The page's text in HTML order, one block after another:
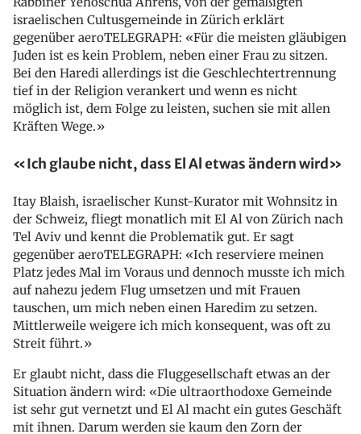
israelischen Cultusgemeinde in Zürich erklärt
gegenüber aeroTELEGRAPH: «Für die meisten gläubigen
Juden ist es kein Problem, neben einer Frau zu sitzen.
Bei den Haredi allerdings ist die Geschlechtertrennung
tief in der Religion verankert und wenn es nicht
möglich ist, dem Folge zu leisten, suchen sie mit allen
Kräften Wege.»
«Ich glaube nicht, dass El Al etwas ändern wird»
Itay Blaish, israelischer Kunst-Kurator mit Wohnsitz in
der Schweiz, fliegt monatlich mit El Al von Zürich nach
Tel Aviv und kennt die Problematik gut. Er sagt
gegenüber aeroTELEGRAPH: «Ich reserviere meinen
Platz jedes Mal im Voraus und dennoch musste ich mich
auf nahezu jedem Flug umsetzen und mit Frauen
tauschen, um mich neben einen Haredim zu setzen.
Mittlerweile weigere ich mich konsequent, was oft zu
Streit führt.»
Er glaubt nicht, dass die Fluggesellschaft etwas an der
Situation ändern wird: «Die ultraorthodoxe Gemeinde
ist sehr gut vernetzt und El Al macht ein gutes Geschäft
mit ihnen. Darum werden sie kaum den Zorn der